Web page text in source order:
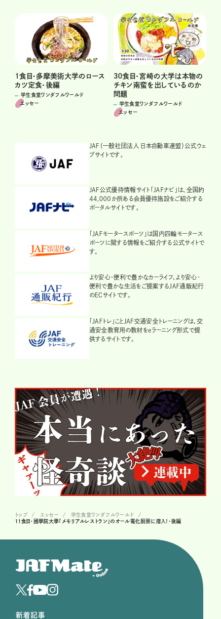
1食目・多摩美術大学のロース
カツ定食・後編
学生食堂ワンダフルワールド
エッセー
30食目・宮崎の大学は本物の
チキン南蛮を出しているのか
問題
学生食堂ワンダフルワールド
エッセー
JAF（一般社団法人 日本自動車連盟）公式ウェ
ブサイトです。
JAF公式優待情報サイト「JAFナビ」は、全国約
44,000か所ある会員優待施設をご紹介する
ポータルサイトです。
「JAFモータースポーツ」は国内四輪モータース
ポーツに関する情報をご紹介する公式サイトで
す。
より安心・便利で豊かなカーライフ、より安心・
便利で豊かな生活をご提案するJAF通販紀行
のECサイトです。
「JAFトレ」ことJAF交通安全トレーニングは、交
通安全教育用の教材をeラーニング形式で提
供するサイトです。
トップ エッセー
学生食堂ワンダフルワールド
11食目・國學院大學「メモリアルレストラン」のオール電化厨房に潜入！・後編
新着記事